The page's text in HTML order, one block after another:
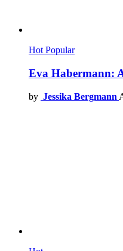
Hot Popular
Eva Habermann:
by Jessika Bergmann